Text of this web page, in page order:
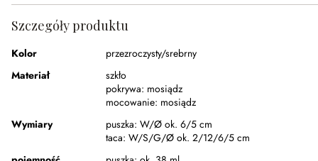
Szczegóły produktu
Kolor
przezroczysty/srebrny
Materiał
szkło
pokrywa: mosiądz
mocowanie: mosiądz
Wymiary
puszka: W/Ø ok. 6/5 cm
taca: W/S/G/Ø ok. 2/12/6/5 cm